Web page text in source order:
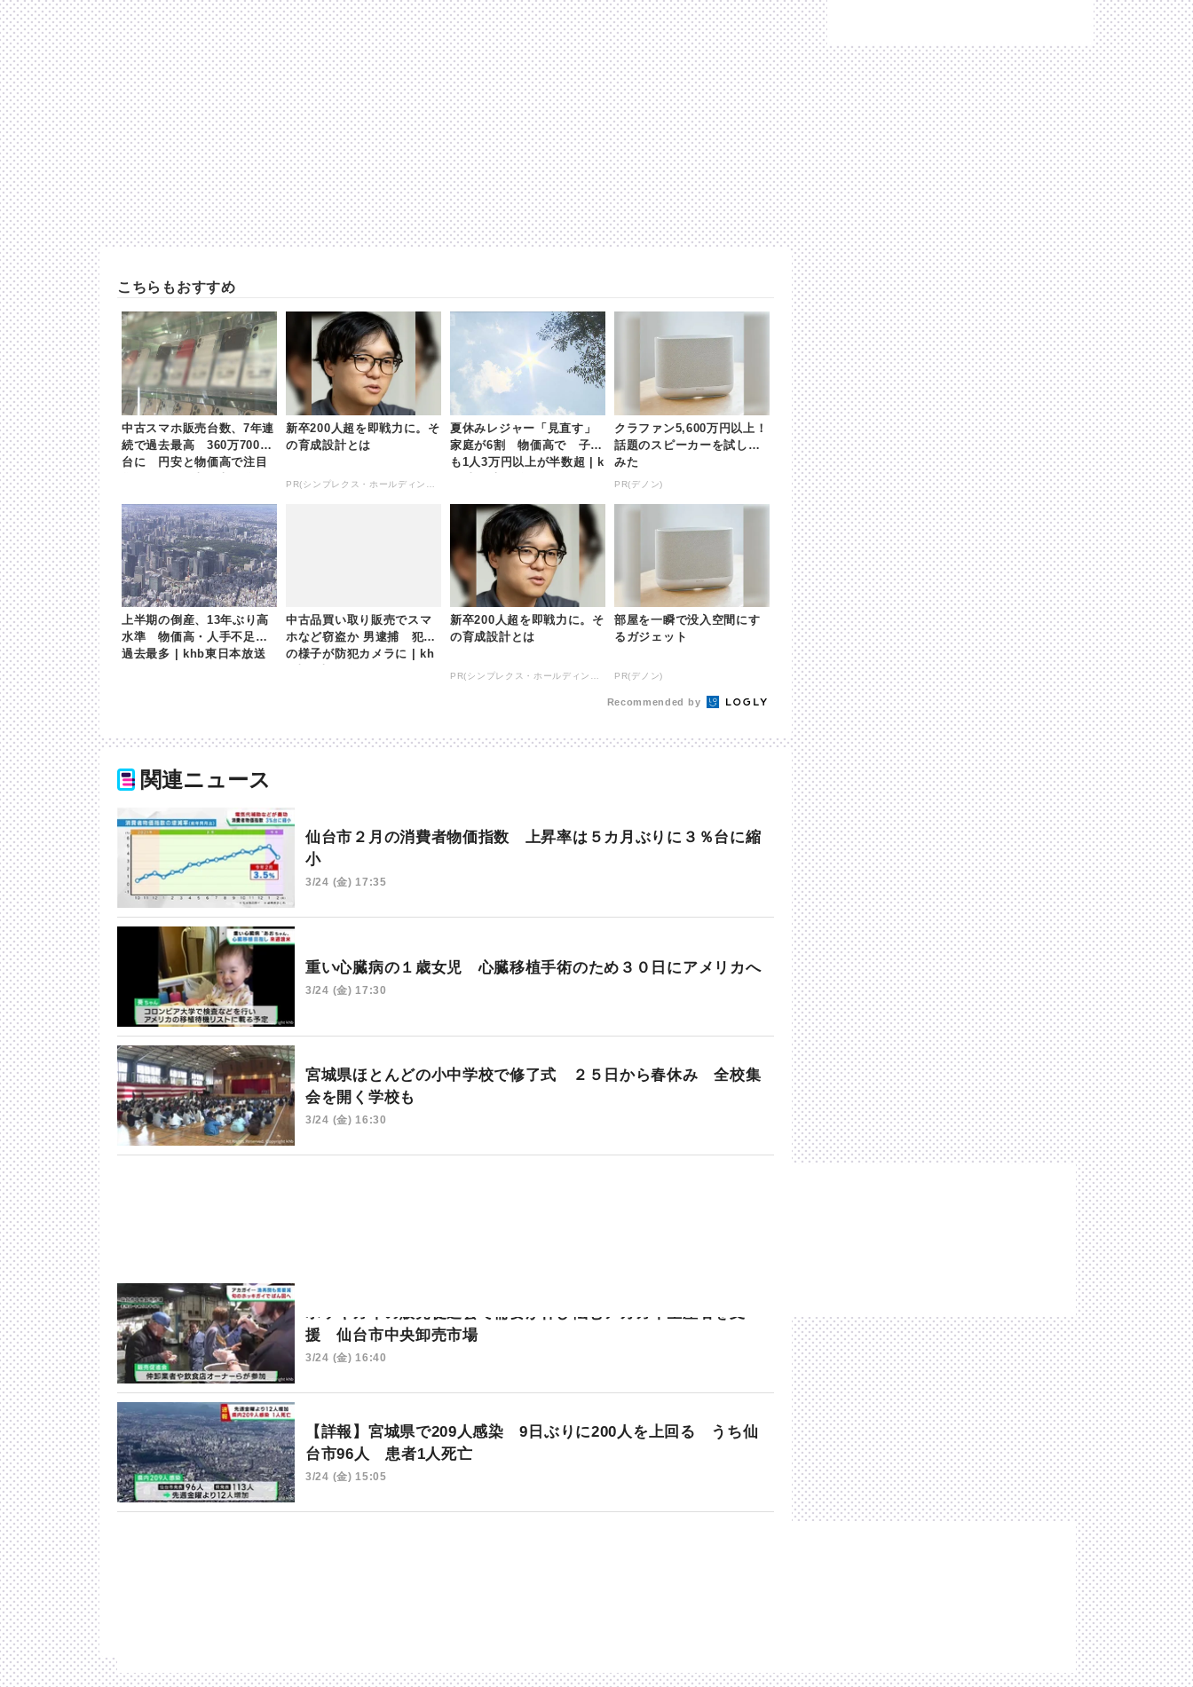
こちらもおすすめ
中古スマホ販売台数、7年連
続で過去最高 360万7000
台に 円安と物価高で注目
新卒200人超を即戦力に。そ
の育成設計とは
夏休みレジャー「見直す」
家庭が6割 物価高で 子ど
も1人3万円以上が半数超 | k
クラファン5,600万円以上！
話題のスピーカーを試して
みた
PR(デノン)
上半期の倒産、13年ぶり高
水準 物価高・人手不足が
過去最多 | khb東日本放送
中古品買い取り販売でスマ
ホなど窃盗か 男逮捕 犯行
の様子が防犯カメラに | kh
新卒200人超を即戦力に。そ
の育成設計とは
PR(シンプレクス・ホールディングス)
部屋を一瞬で没入空間にす
るガジェット
PR(デノン)
Recommended by
関連ニュース
仙台市２月の消費者物価指数 上昇率は５カ月ぶりに３％台に縮
小
3/24 (金) 17:35
重い心臓病の１歳女児 心臓移植手術のため３０日にアメリカへ
3/24 (金) 17:30
宮城県ほとんどの小中学校で修了式 ２５日から春休み 全校集
会を開く学校も
3/24 (金) 16:30
ホッキガイの販売促進会で需要が伸び悩むアカガイ生産者を支
援 仙台市中央卸売市場
3/24 (金) 16:40
【詳報】宮城県で209人感染 9日ぶりに200人を上回る うち仙
台市96人 患者1人死亡
3/24 (金) 15:05